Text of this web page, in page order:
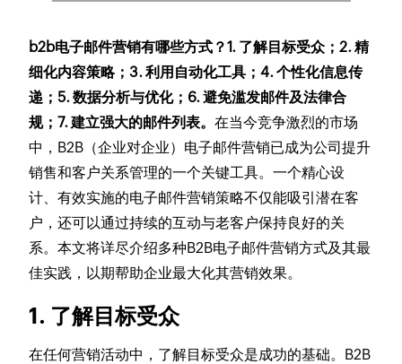
b2b电子邮件营销有哪些方式？1. 了解目标受众；2. 精
细化内容策略；3. 利用自动化工具；4. 个性化信息传
递；5. 数据分析与优化；6. 避免滥发邮件及法律合
规；7. 建立强大的邮件列表。在当今竞争激烈的市场
中，B2B（企业对企业）电子邮件营销已成为公司提升
销售和客户关系管理的一个关键工具。一个精心设
计、有效实施的电子邮件营销策略不仅能吸引潜在客
户，还可以通过持续的互动与老客户保持良好的关
系。本文将详尽介绍多种B2B电子邮件营销方式及其最
佳实践，以期帮助企业最大化其营销效果。
1. 了解目标受众
在任何营销活动中，了解目标受众是成功的基础。B2B